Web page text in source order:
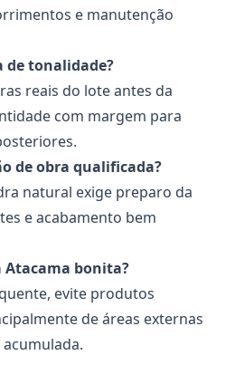
e manutenção
de tonalidade?
reais do lote antes da
com margem para
de obra qualificada?
natural exige preparo da
e acabamento bem
Atacama bonita?
evite produtos
de áreas externas